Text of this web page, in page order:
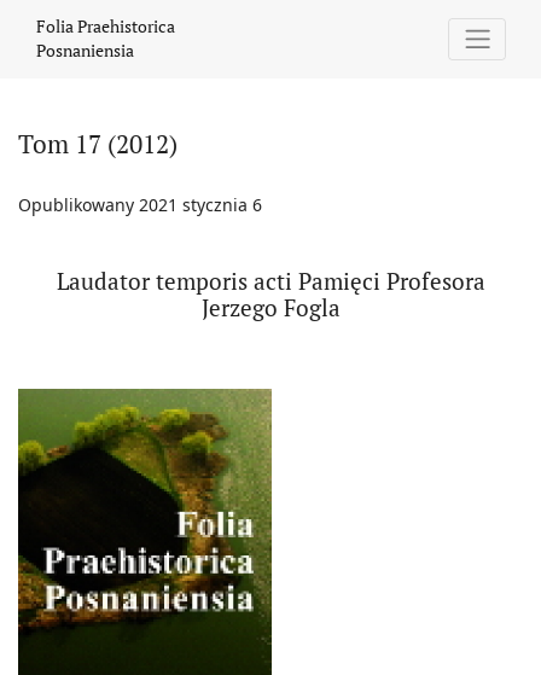
Folia Praehistorica
Posnaniensia
Tom 17 (2012)
Opublikowany 2021 stycznia 6
Laudator temporis acti Pamięci Profesora
Jerzego Fogla